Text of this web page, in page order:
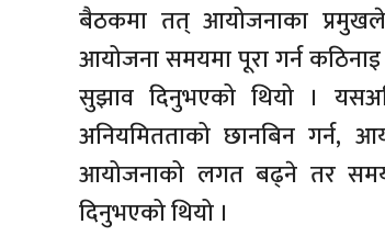
बैठकमा तत् आयोजनाका
आयोजना समयमा पूरा गर्न
सुझाव दिनुभएको थियो ।
अनियमितताको छानबिन गर्न,
आयोजनाको लगत बढ्ने तर
दिनुभएको थियो ।